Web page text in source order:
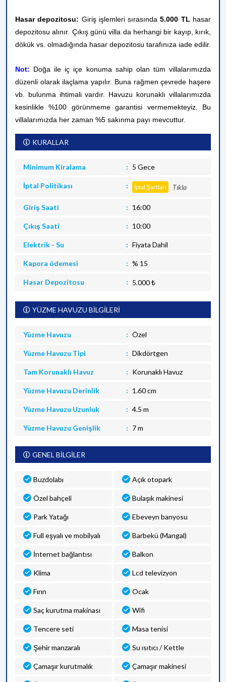
Hasar depozitosu: Giriş işlemleri sırasında5.000 TL hasar
depozitosu alınır. Çıkış günü villa da herhangi bir kayıp, kırık,
dökük vs. olmadığında hasar depozitosu tarafınıza iade edilir.
Not: Doğa ile iç içe konuma sahip olan tüm villalarımızda
düzenli olarak ilaçlama yapılır. Buna rağmen çevrede haşere
vb. bulunma ihtimali vardır. Havuzu korunaklı villalarımızda
kesinlikle %100 görünmeme garantisi vermemekteyiz. Bu
villalarımızda her zaman %5 sakınma payı mevcuttur.
KURALLAR
Minimum Kiralama 5 Gece
İptal Politikası İptal Şartları Tıkla
Giriş Saati 16:00
Çıkış Saati 10:00
Elektrik - Su Fiyata Dahil
Kapora ödemesi % 15
Hasar Depozitosu 5.000 ₺
YÜZME HAVUZU BİLGİLERİ
Yüzme Havuzu Özel
Yüzme Havuzu Tipi Dikdörtgen
Tam Korunaklı Havuz Korunaklı Havuz
Yüzme Havuzu Derinlik 1.60 cm
Yüzme Havuzu Uzunluk 4.5 m
Yüzme Havuzu Genişlik 7 m
GENEL BİLGİLER
Buzdolabı Açık otopark
Özel bahçeli Bulaşık makinesi
Park Yatağı Ebeveyn banyosu
Full eşyalı ve mobilyalı Barbekü (Mangal)
İnternet bağlantısı Balkon
Klima Lcd televizyon
Fırın Ocak
Saç kurutma makinası Wifi
Tencere seti Masa tenisi
Şehir manzaralı Su ısıtıcı / Kettle
Çamaşır kurutmalık Çamaşır makinesi